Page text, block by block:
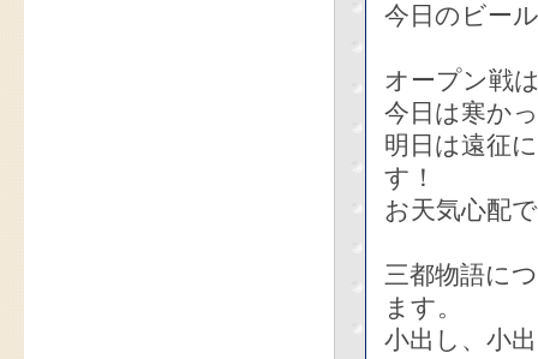
今日のビー
オープン戦
今日は寒か
明日は遠征
す！
お天気心配
三都物語に
ます。
小出し、小